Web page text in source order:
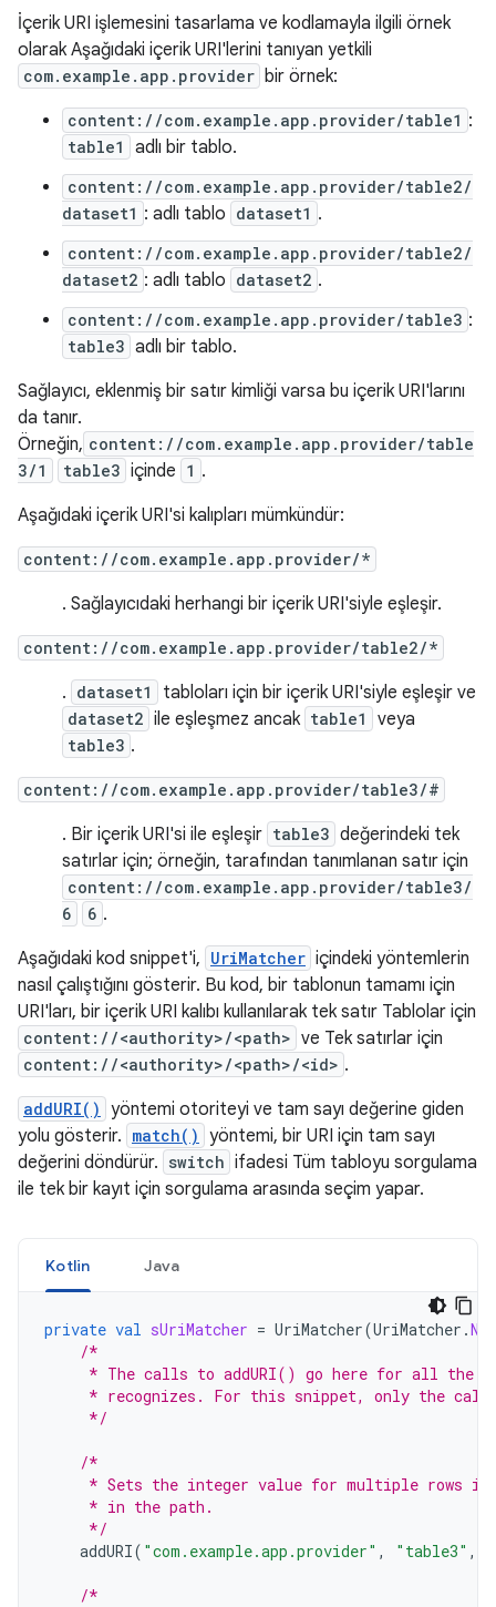
İçerik URI işlemesini tasarlama ve kodlamayla ilgili örnek
olarak Aşağıdaki içerik URI'lerini tanıyan yetkili
com.example.app.provider bir örnek:
content://com.example.app.provider/table1 :
table1 adlı bir tablo.
content://com.example.app.provider/table2/
dataset1 : adlı tablo dataset1 .
content://com.example.app.provider/table2/
dataset2 : adlı tablo dataset2 .
content://com.example.app.provider/table3 :
table3 adlı bir tablo.
Sağlayıcı, eklenmiş bir satır kimliği varsa bu içerik URI'larını
da tanır.
Örneğin, content://com.example.app.provider/table
3/1
table3 içinde 1 .
Aşağıdaki içerik URI'si kalıpları mümkündür:
content://com.example.app.provider/*
. Sağlayıcıdaki herhangi bir içerik URI'siyle eşleşir.
content://com.example.app.provider/table2/*
. dataset1 tabloları için bir içerik URI'siyle eşleşir ve
dataset2 ile eşleşmez ancak table1 veya
table3 .
content://com.example.app.provider/table3/#
. Bir içerik URI'si ile eşleşir table3 değerindeki tek
satırlar için; örneğin, tarafından tanımlanan satır için
content://com.example.app.provider/table3/
6
6 .
Aşağıdaki kod snippet'i, UriMatcher içindeki yöntemlerin
nasıl çalıştığını gösterir. Bu kod, bir tablonun tamamı için
URI'ları, bir içerik URI kalıbı kullanılarak tek satır Tablolar için
content://<authority>/<path> ve Tek satırlar için
content://<authority>/<path>/<id> .
addURI() yöntemi otoriteyi ve tam sayı değerine giden
yolu gösterir. match() yöntemi, bir URI için tam sayı
değerini döndürür. switch ifadesi Tüm tabloyu sorgulama
ile tek bir kayıt için sorgulama arasında seçim yapar.
Kotlin Java
private val sUriMatcher = UriMatcher(UriMatcher .
/*
* The calls to addURI() go here for all the
* recognizes. For this snippet, only the
     */
/*
* Sets the integer value for multiple rows
     * in the path.
     */
addURI( "com.example.app.provider" , "table3" ,
/*